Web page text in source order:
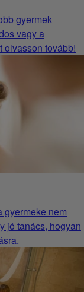
gyermek
vagy a
olvasson tovább!
gyermeke nem
jó tanács, hogyan